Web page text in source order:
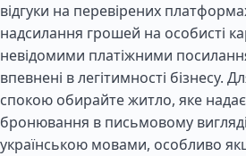
відгуки на перевірених
надсилання грошей на особисті
невідомими платіжними
впевнені в легітимності бізнесу.
спокою обирайте житло, яке
бронювання в письмовому
українською мовами, особливо